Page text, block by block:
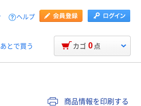
ヘルプ
あとで買う カゴ 0 点
商品情報を印刷する